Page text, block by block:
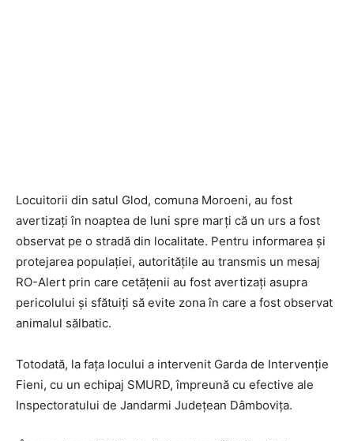
Locuitorii din satul Glod, comuna Moroeni, au fost
avertizați în noaptea de luni spre marți că un urs a fost
observat pe o stradă din localitate. Pentru informarea și
protejarea populației, autoritățile au transmis un mesaj
RO-Alert prin care cetățenii au fost avertizați asupra
pericolului și sfătuiți să evite zona în care a fost observat
animalul sălbatic.
Totodată, la fața locului a intervenit Garda de Intervenție
Fieni, cu un echipaj SMURD, împreună cu efective ale
Inspectoratului de Jandarmi Județean Dâmbovița.